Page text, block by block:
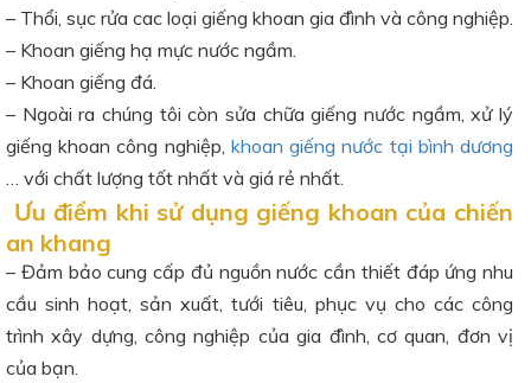
– Thổi, sục rửa cac loại giếng khoan gia đình và công nghiệp.
– Khoan giếng hạ mực nước ngầm.
– Khoan giếng đá.
– Ngoài ra chúng tôi còn sửa chữa giếng nước ngầm, xử lý
giếng khoan công nghiệp, khoan giếng nước tại bình dương
… với chất lượng tốt nhất và giá rẻ nhất.
Ưu điểm khi sử dụng giếng khoan của chiến
an khang
– Đảm bảo cung cấp đủ nguồn nước cần thiết đáp ứng nhu
cầu sinh hoạt, sản xuất, tưới tiêu, phục vụ cho các công
trình xây dựng, công nghiệp của gia đình, cơ quan, đơn vị
của bạn.